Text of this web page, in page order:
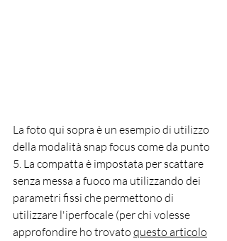
La foto qui sopra è un esempio di utilizzo
della modalità snap focus come da punto
5. La compatta è impostata per scattare
senza messa a fuoco ma utilizzando dei
parametri fissi che permettono di
utilizzare l'iperfocale (per chi volesse
approfondire ho trovato questo articolo